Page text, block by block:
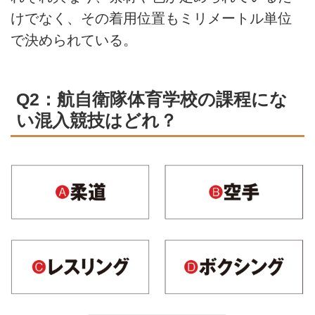
けでなく、その着用位置もミリメートル単位
で決められている。
Q2：航自衛隊体育学校の課程にな
い混入競技はどれ？